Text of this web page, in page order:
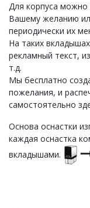
Для корпуса можно
Вашему желанию
периодически их
На таких
рекламный текст,
т.д.
Мы бесплатно
пожелания, и
самостоятельно
Основа оснастки
каждая оснастка
вкладышами.